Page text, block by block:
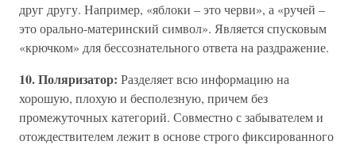
друг другу. Например, «яблоки – это черви», а «ручей –
это орально-материнский символ». Является спусковым
«крючком» для бессознательного ответа на раздражение.
10. Поляризатор: Разделяет всю информацию на
хорошую, плохую и бесполезную, причем без
промежуточных категорий. Совместно с забывателем и
отождествителем лежит в основе строго фиксированного